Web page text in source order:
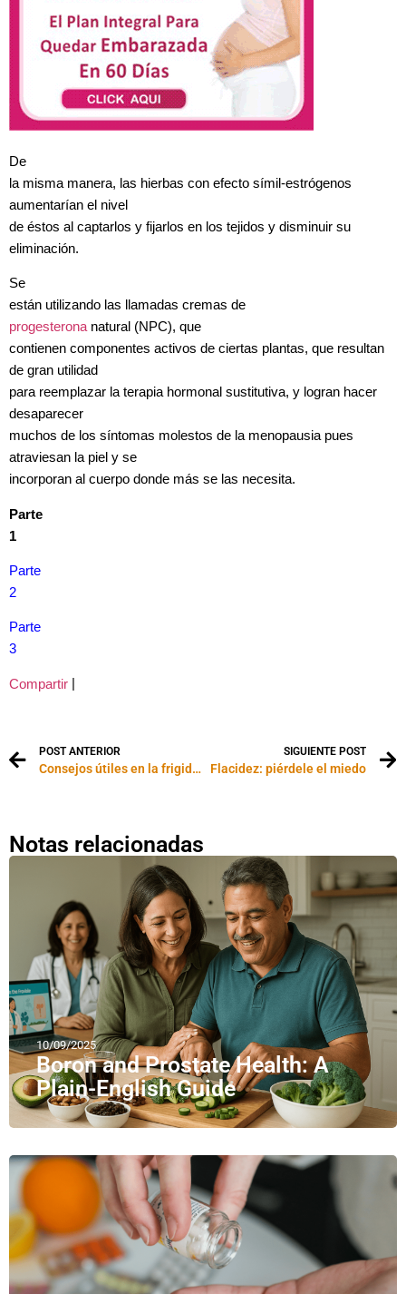
De
la misma manera, las hierbas con efecto símil-estrógenos
aumentarían el nivel
de éstos al captarlos y fijarlos en los tejidos y disminuir su
eliminación.
Se
están utilizando las llamadas cremas de
progesteronanatural (NPC), que
contienen componentes activos de ciertas plantas, que resultan
de gran utilidad
para reemplazar la terapia hormonal sustitutiva, y logran hacer
desaparecer
muchos de los síntomas molestos de la menopausia pues
atraviesan la piel y se
incorporan al cuerpo donde más se las necesita.
Parte
1
Parte
2
Parte
3
Compartir |
POST ANTERIOR
Consejos útiles en la frigidez y la impotencia. Parte 2
SIGUIENTE POST
Flacidez: piérdele el miedo
Notas relacionadas
10/09/2025
Boron and Prostate Health: A
Plain-English Guide